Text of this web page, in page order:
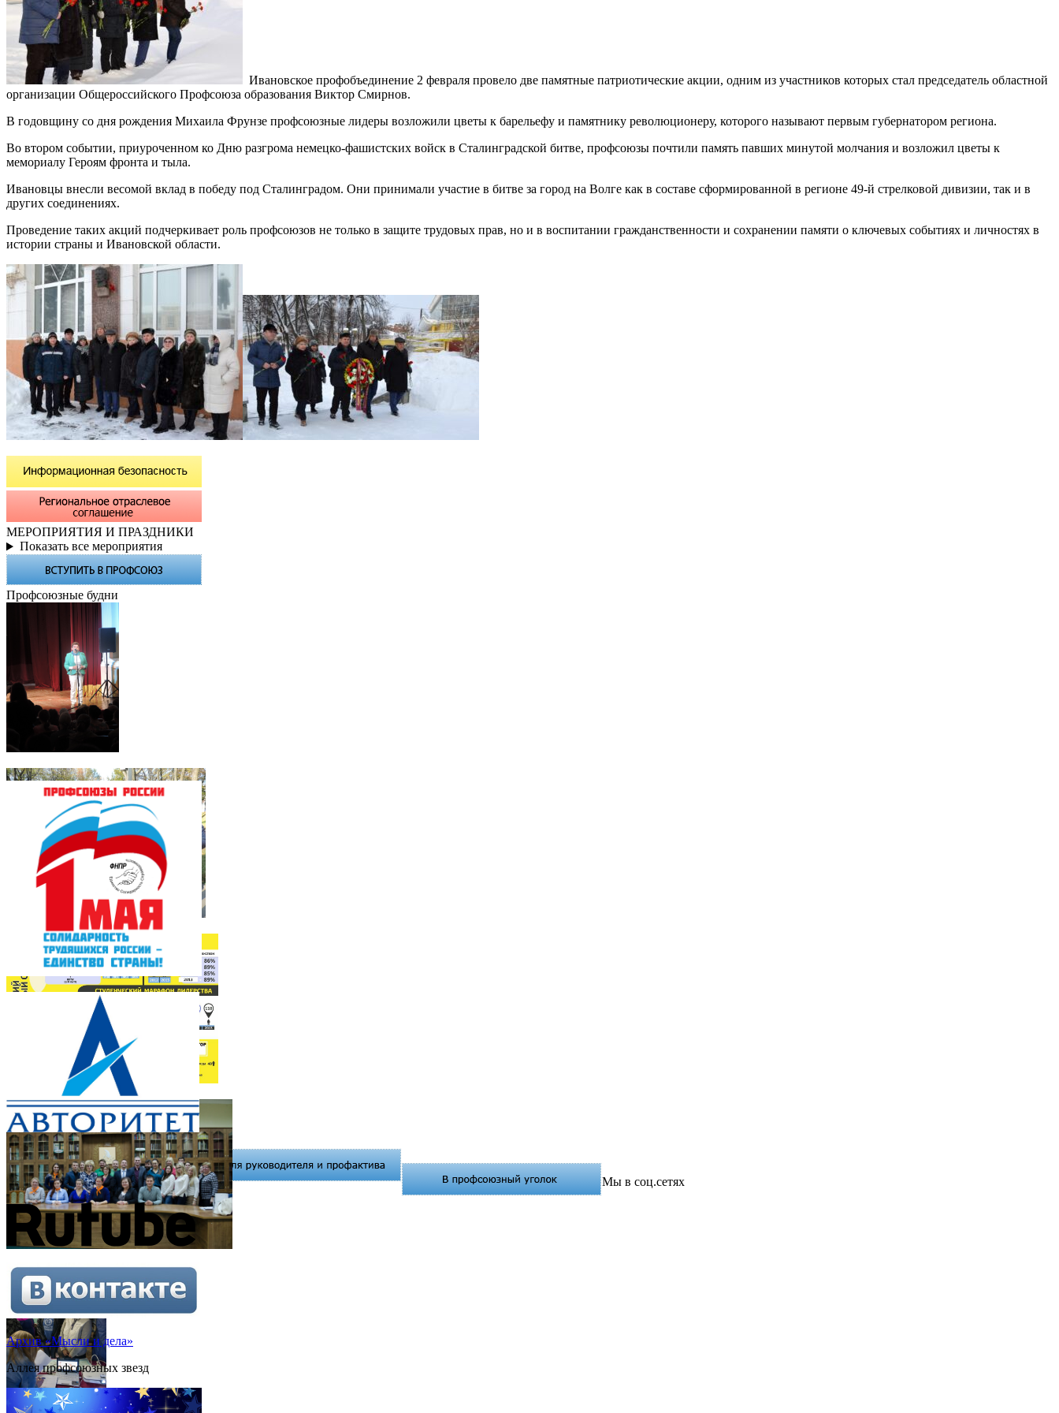
Ивановское профобъединение 2 февраля провело две памятные патриотические акции, одним из участников которых стал председатель областной
организации Общероссийского Профсоюза образования Виктор Смирнов.
В годовщину со дня рождения Михаила Фрунзе профсоюзные лидеры возложили цветы к барельефу и памятнику революционеру, которого называют первым губернатором региона.
Во втором событии, приуроченном ко Дню разгрома немецко-фашистских войск в Сталинградской битве, профсоюзы почтили память павших минутой молчания и возложил цветы к
мемориалу Героям фронта и тыла.
Ивановцы внесли весомой вклад в победу под Сталинградом. Они принимали участие в битве за город на Волге как в составе сформированной в регионе 49-й стрелковой дивизии, так и в
других соединениях.
Проведение таких акций подчеркивает роль профсоюзов не только в защите трудовых прав, но и в воспитании гражданственности и сохранении памяти о ключевых событиях и личностях в
истории страны и Ивановской области.
МЕРОПРИЯТИЯ И ПРАЗДНИКИ
Показать все мероприятия
Профсоюзные будни
Мы в соц.сетях
Архив «Мысли и дела»
Аллея профсоюзных звезд